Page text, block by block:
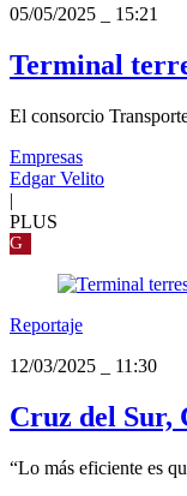
05/05/2025
15:21
Terminal
El consorcio
Empresas
Edgar Velito
|
PLUS
G
Reportaje
12/03/2025
11:30
Cruz del Sur,
“Lo más eficiente es